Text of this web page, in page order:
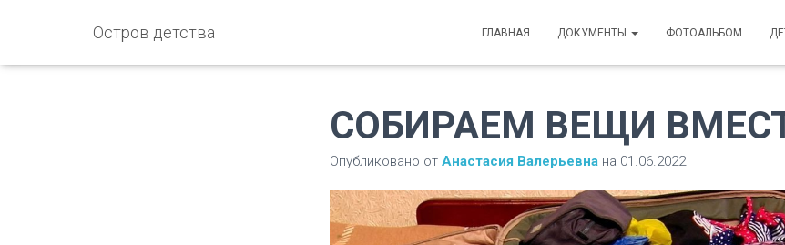
Остров детства ГЛАВНАЯ ДОКУМЕНТЫ ФОТОАЛЬБОМ
СОБИРАЕМ ВЕЩИ
Опубликовано от Анастасия Валерьевнана 01.06.2022